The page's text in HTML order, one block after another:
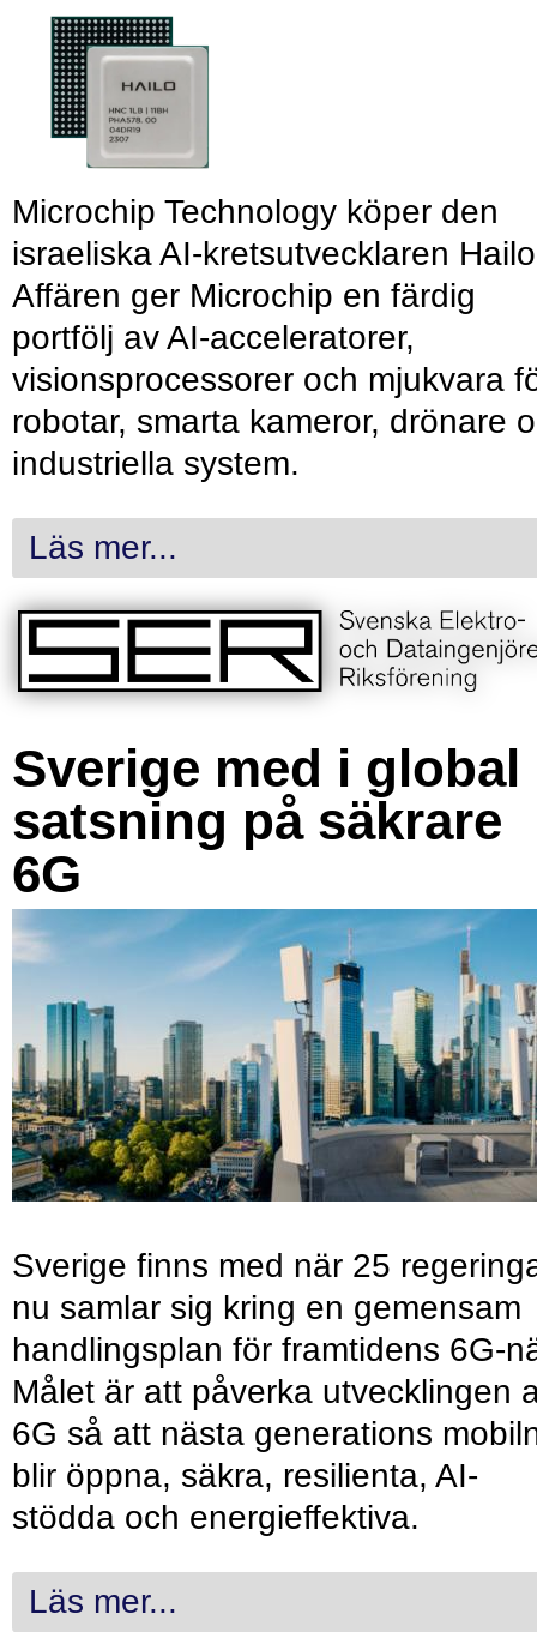
Microchip Technology köper den
israeliska AI-kretsutvecklaren
Affären ger Microchip en färdig
portfölj av AI-acceleratorer,
visionsprocessorer och mjukvara
robotar, smarta kameror, drönare
industriella system.
Läs mer...
Sverige med i global
satsning på säkrare
6G
Sverige finns med när 25
nu samlar sig kring en gemensam
handlingsplan för framtidens 6G-
Målet är att påverka utvecklingen
6G så att nästa generations
blir öppna, säkra, resilienta, AI-
stödda och energieffektiva.
Läs mer...